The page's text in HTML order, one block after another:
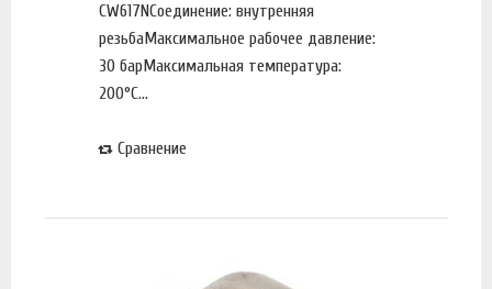
CW617NСоединение: внутренняя
резьбаМаксимальное рабочее давление:
30 барМаксимальная температура:
200°С...
Сравнение